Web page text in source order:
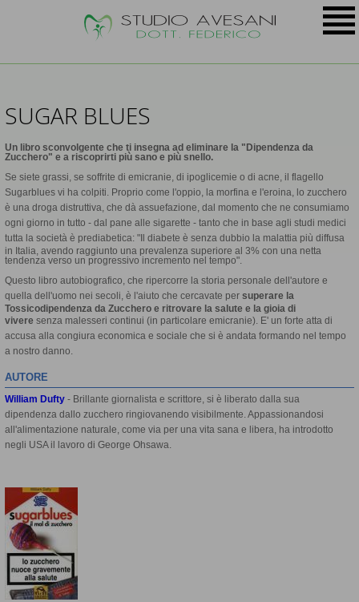
SUGAR BLUES
Un libro sconvolgente che ti insegna ad eliminare la "Dipendenza da
Zucchero" e a riscoprirti più sano e più snello.
Se siete grassi, se soffrite di emicranie, di ipoglicemie o di acne, il flagello
Sugarblues vi ha colpiti. Proprio come l'oppio, la morfina e l'eroina, lo zucchero
è una droga distruttiva, che dà assuefazione, dal momento che ne consumiamo
ogni giorno in tutto - dal pane alle sigarette - tanto che in base agli studi medici
tutta la società è prediabetica:"Il diabete è senza dubbio la malattia più diffusa
in Italia, avendo raggiunto una prevalenza superiore al 3% con una netta
tendenza verso un progressivo incremento nel tempo".
Questo libro autobiografico, che ripercorre la storia personale dell'autore e
quella dell'uomo nei secoli, è l'aiuto che cercavate persuperare la
Tossicodipendenza da Zucchero e ritrovare la salute e la gioia di
vivere senza malesseri continui (in particolare emicranie). E' un forte atta di
accusa alla congiura economica e sociale che si è andata formando nel tempo
a nostro danno.
AUTORE
William Dufty - Brillante giornalista e scrittore, si è liberato dalla sua
dipendenza dallo zucchero ringiovanendo visibilmente. Appassionandosi
all'alimentazione naturale, come via per una vita sana e libera, ha introdotto
negli USA il lavoro di George Ohsawa.